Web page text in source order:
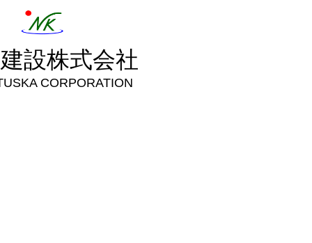
設株式会社
CORPORATION